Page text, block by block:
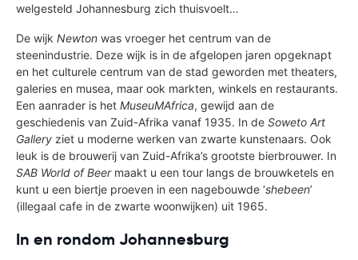
welgesteld Johannesburg zich thuisvoelt…
De wijk Newton was vroeger het centrum van de
steenindustrie. Deze wijk is in de afgelopen jaren opgeknapt
en het culturele centrum van de stad geworden met theaters,
galeries en musea, maar ook markten, winkels en restaurants.
Een aanrader is het MuseuMAfrica, gewijd aan de
geschiedenis van Zuid-Afrika vanaf 1935. In de Soweto Art
Gallery ziet u moderne werken van zwarte kunstenaars. Ook
leuk is de brouwerij van Zuid-Afrika’s grootste bierbrouwer. In
SAB World of Beermaakt u een tour langs de brouwketels en
kunt u een biertje proeven in een nagebouwde ‘shebeen’
(illegaal cafe in de zwarte woonwijken) uit 1965.
In en rondom Johannesburg